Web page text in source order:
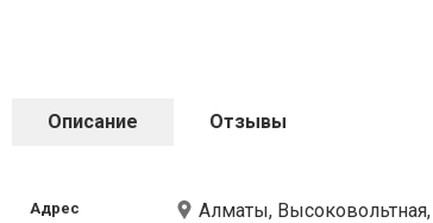
Описание Отзывы
Адрес Алматы,